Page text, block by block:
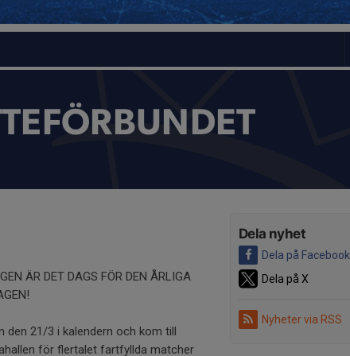
Dela nyhet
Dela på Facebook
Dela på X
Nyheter via RSS
ÄR DET DAGS FÖR DEN ÅRLIGA
den 21/3 i kalendern och kom till
för flertalet fartfyllda matcher